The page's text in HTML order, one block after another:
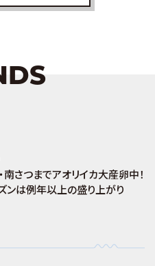
南さつまでアオリイカ大産卵中！
ンは例年以上の盛り上がり